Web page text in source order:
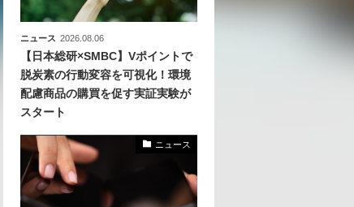
ニュース 2026.08.06
【日本総研×SMBC】Vポイントで
脱炭素の行動変容を可視化！環境
配慮商品の購買を促す実証実験が
スタート
ニュース